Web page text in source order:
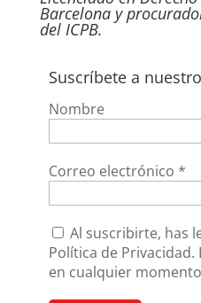
Barcelona y
del ICPB.
Suscríbete a
Nombre
Correo electrónico *
Al suscribirte, has
Política de
en cualquier